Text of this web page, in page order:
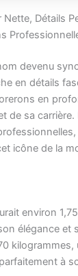
Nette, Détails
devenu
en détails
en
de sa
icône de la
environ
élégance et
kilogrammes,
à